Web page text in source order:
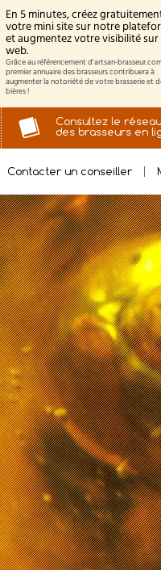
En 5 minutes, créez
votre mini site sur notre
et augmentez votre visibilité sur
web.
Grâce au référencement d'artsan-
premier annuaire des brasseurs contribuera à
augmenter la notoriété de votre brasserie et
bières !
Consultez le réseau
des brasseurs en
Contacter un conseiller